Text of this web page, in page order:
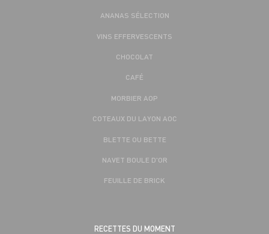
ANANAS SÉLECTION
VINS EFFERVESCENTS
CHOCOLAT
CAFÉ
MORBIER AOP
COTEAUX DU LAYON AOC
BLETTE OU BETTE
NAVET BOULE D'OR
FEUILLE DE BRICK
RECETTES DU MOMENT